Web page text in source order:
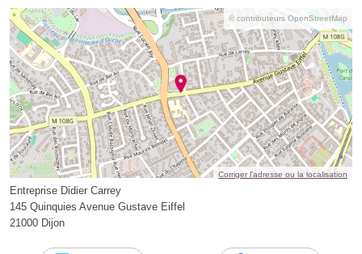
© contributeurs OpenStreetMap
Corriger l’adresse ou la localisation
Entreprise Didier Carrey
145 Quinquies Avenue Gustave Eiffel
21000 Dijon